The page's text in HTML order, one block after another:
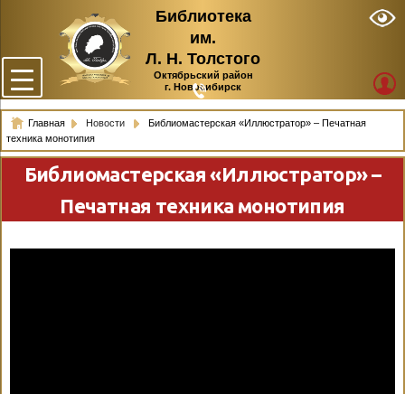
Библиотека
им.
Л. Н. Толстого
Октябрьский район
г. Новосибирск
Главная Новости
Библиомастерская «Иллюстратор» – Печатная
техника монотипия
Библиомастерская «Иллюстратор» –
Печатная техника монотипия